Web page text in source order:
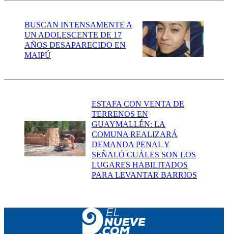
BUSCAN INTENSAMENTE A
UN ADOLESCENTE DE 17
AÑOS DESAPARECIDO EN
MAIPÚ
ESTAFA CON VENTA DE
TERRENOS EN
GUAYMALLÉN: LA
COMUNA REALIZARÁ
DEMANDA PENAL Y
SEÑALÓ CUÁLES SON LOS
LUGARES HABILITADOS
PARA LEVANTAR BARRIOS